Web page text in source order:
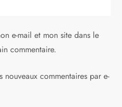
e-mail et mon site dans le
commentaire.
nouveaux commentaires par e-